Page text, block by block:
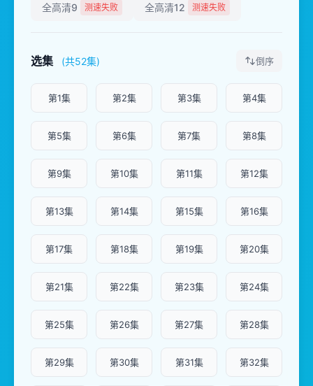
全高清9 测速失败 全高清12 测速失败
选集 (共52集) 倒序
第1集 第2集 第3集 第4集
第5集 第6集 第7集 第8集
第9集 第10集 第11集 第12集
第13集 第14集 第15集 第16集
第17集 第18集 第19集 第20集
第21集 第22集 第23集 第24集
第25集 第26集 第27集 第28集
第29集 第30集 第31集 第32集